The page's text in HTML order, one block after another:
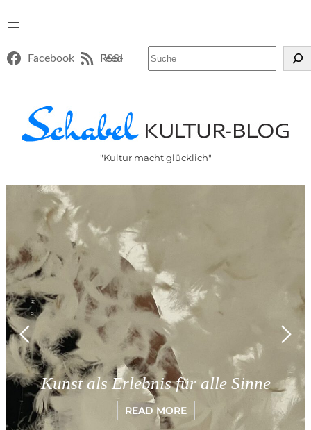
Facebook RSS-Feed
"Kultur macht glücklich"
als Erlebnis für alle Sinne
READ MORE